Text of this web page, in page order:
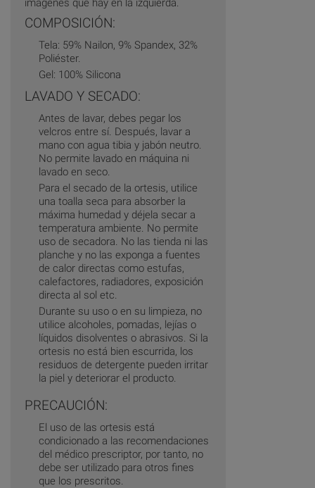
COMPOSICIÓN:
Tela: 59% Nailon, 9% Spandex, 32%
Poliéster.
Gel: 100% Silicona
LAVADO Y SECADO:
Antes de lavar, debes pegar los
velcros entre sí. Después, lavar a
mano con agua tibia y jabón neutro.
No permite lavado en máquina ni
lavado en seco.
Para el secado de la ortesis, utilice
una toalla seca para absorber la
máxima humedad y déjela secar a
temperatura ambiente. No permite
uso de secadora. No las tienda ni las
planche y no las exponga a fuentes
de calor directas como estufas,
calefactores, radiadores, exposición
directa al sol etc.
Durante su uso o en su limpieza, no
utilice alcoholes, pomadas, lejías o
líquidos disolventes o abrasivos. Si la
ortesis no está bien escurrida, los
residuos de detergente pueden irritar
la piel y deteriorar el producto.
PRECAUCIÓN:
El uso de las ortesis está
condicionado a las recomendaciones
del médico prescriptor, por tanto, no
debe ser utilizado para otros fines
que los prescritos.